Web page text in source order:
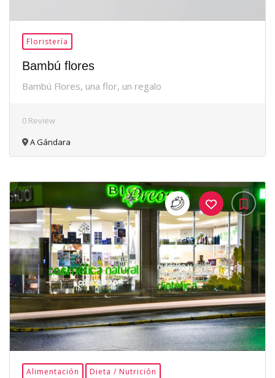
Floristería
Bambú flores
Bambú Flores, una flor, un regalo
0 Review
A Gándara
35Me
Gusta
Alimentación Dieta / Nutrición